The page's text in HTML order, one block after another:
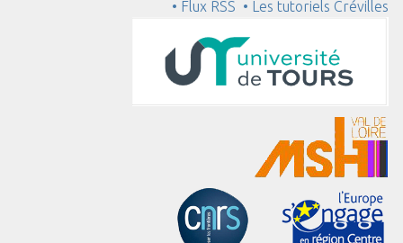
• Flux RSS • Les tutoriels Crévilles